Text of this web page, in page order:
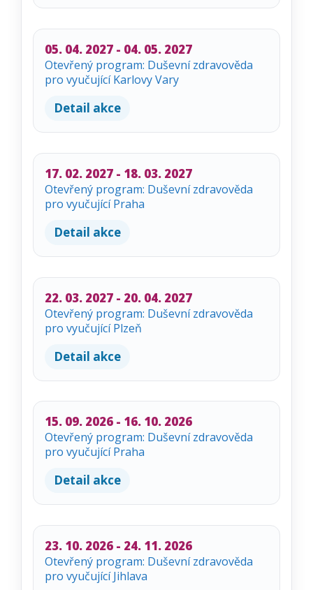
05. 04. 2027 - 04. 05. 2027
Otevřený program: Duševní zdravověda
pro vyučující Karlovy Vary
Detail akce
17. 02. 2027 - 18. 03. 2027
Otevřený program: Duševní zdravověda
pro vyučující Praha
Detail akce
22. 03. 2027 - 20. 04. 2027
Otevřený program: Duševní zdravověda
pro vyučující Plzeň
Detail akce
15. 09. 2026 - 16. 10. 2026
Otevřený program: Duševní zdravověda
pro vyučující Praha
Detail akce
23. 10. 2026 - 24. 11. 2026
Otevřený program: Duševní zdravověda
pro vyučující Jihlava